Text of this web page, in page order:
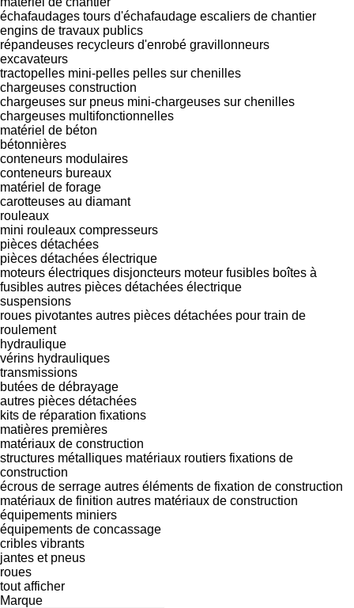
échafaudages tours d'échafaudage escaliers de chantier
engins de travaux publics
répandeuses recycleurs d'enrobé gravillonneurs
excavateurs
tractopelles mini-pelles pelles sur chenilles
chargeuses construction
chargeuses sur pneus mini-chargeuses sur chenilles
chargeuses multifonctionnelles
matériel de béton
bétonnières
conteneurs modulaires
conteneurs bureaux
matériel de forage
carotteuses au diamant
rouleaux
mini rouleaux compresseurs
pièces détachées
pièces détachées électrique
moteurs électriques disjoncteurs moteur fusibles boîtes à
fusibles autres pièces détachées électrique
suspensions
roues pivotantes autres pièces détachées pour train de
roulement
hydraulique
vérins hydrauliques
transmissions
butées de débrayage
autres pièces détachées
kits de réparation fixations
matières premières
matériaux de construction
structures métalliques matériaux routiers fixations de
construction
écrous de serrage autres éléments de fixation de construction
matériaux de finition autres matériaux de construction
équipements miniers
équipements de concassage
cribles vibrants
jantes et pneus
roues
tout afficher
Marque